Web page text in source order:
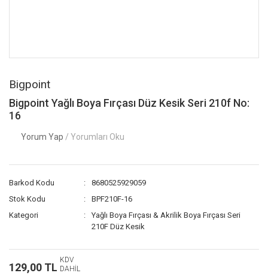
Bigpoint
Bigpoint Yağlı Boya Fırçası Düz Kesik Seri 210f No:
16
Yorum Yap / Yorumları Oku
Barkod Kodu
8680525929059
Stok Kodu
BPF210F-16
Kategori
Yağlı Boya Fırçası & Akrilik Boya Fırçası Seri
210F Düz Kesik
129,00 TL
KDV
DAHİL